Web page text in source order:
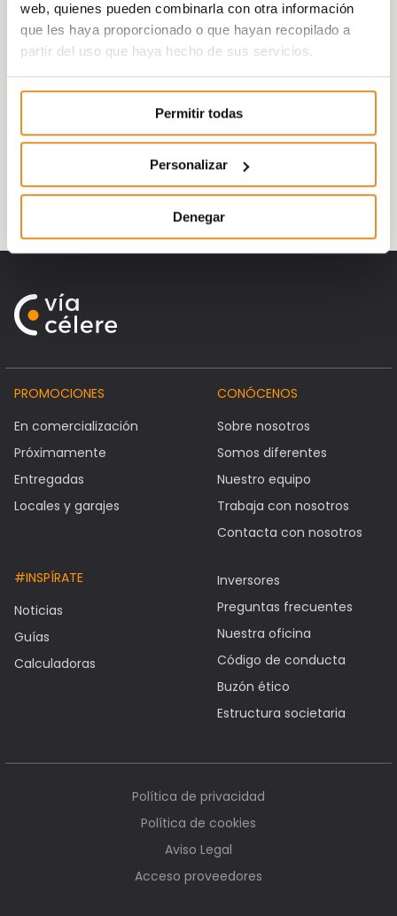
web, quienes pueden combinarla con otra información
que les haya proporcionado o que hayan recopilado a
partir del uso que haya hecho de sus servicios.
Permitir todas
Personalizar
Denegar
El presidente de la compañía, Juan Antonio
Gómez-Pintado, ha considerado que la
entrada Fernández Espejel en la compañía
es «clave» para afrontar los próximos retos
y consolidar su presencia en el sector.
Vía Célere, que cuenta con 200 empleados,
ya ha entregado más de 1.200 viviendas
desde su fundación en 2007
PROMOCIONES
En comercialización
Próximamente
Entregadas
Locales y garajes
CONÓCENOS
Sobre nosotros
Somos diferentes
Nuestro equipo
Trabaja con nosotros
Contacta con nosotros
#INSPÍRATE
Noticias
Guías
Calculadoras
Inversores
Preguntas frecuentes
Nuestra oficina
Código de conducta
Buzón ético
Estructura societaria
Política de privacidad
Política de cookies
Aviso Legal
Acceso proveedores